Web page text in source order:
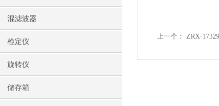
混滤波器
检定仪
旋转仪
储存箱
上一个： ZRX-